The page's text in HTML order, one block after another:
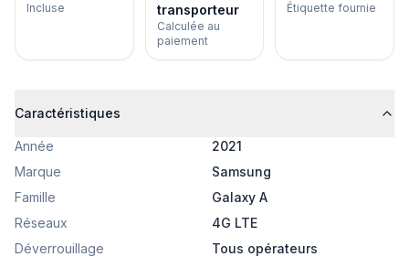
Incluse
transporteur
Calculée au
paiement
Étiquette fournie
Caractéristiques
Année
2021
Marque
Samsung
Famille
Galaxy A
Réseaux
4G LTE
Déverrouillage
Tous opérateurs